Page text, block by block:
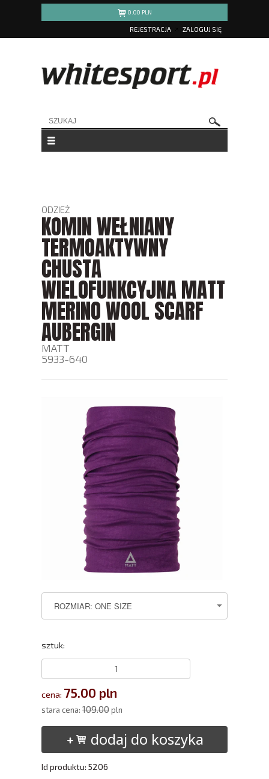
0.00 PLN
REJESTRACJA ZALOGUJ SIĘ
ODZIEŻ
KOMIN WEŁNIANY
TERMOAKTYWNY
CHUSTA
WIELOFUNKCYJNA MATT
MERINO WOOL SCARF
AUBERGIN
MATT
5933-640
sztuk:
cena: 75.00 pln
stara cena: 109.00pln
dodaj do koszyka
Id produktu: 5206